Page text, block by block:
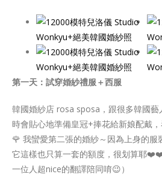
第一天：試穿婚紗禮服＋西服
韓國婚紗店 rosa sposa，跟很多韓國
時會貼心地準備皇冠+捧花給新娘配戴
🌹 我蠻愛第二張的婚紗～因為上身的服
它這樣也只算一套的額度，很划算耶
一位人超nice的翻譯陪同唷😉）